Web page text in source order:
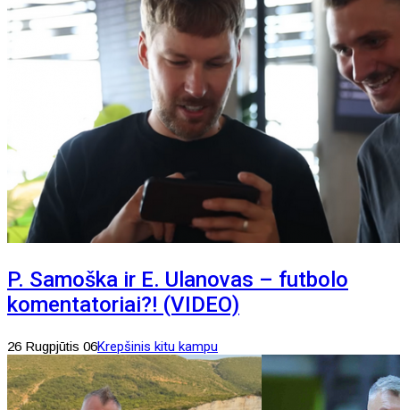
P. Samoška ir E. Ulanovas – futbolo
komentatoriai?! (VIDEO)
26 Rugpjūtis 06Krepšinis kitu kampu